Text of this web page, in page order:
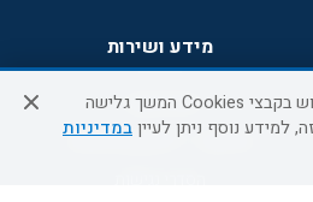
מידע ושירות
אודות החברה
בוא נעוף - דילים ברגע האחרון
לידיעתך, באתר זה נעשה שימוש בקבצי Cookies המשך גלישה
נוסף ניתן לעייןבמדיניות